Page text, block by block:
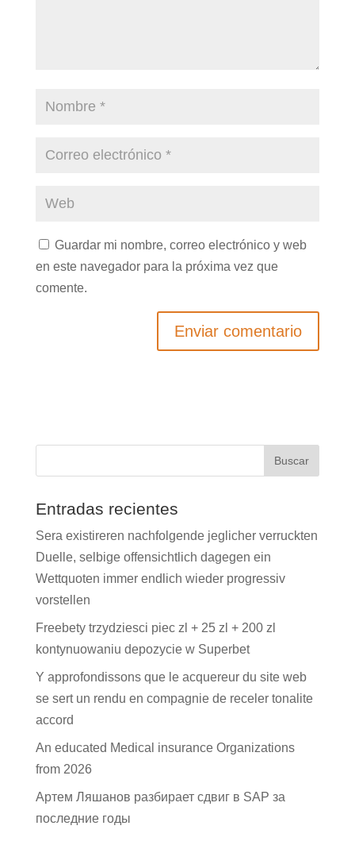
Guardar mi nombre, correo electrónico y web
en este navegador para la próxima vez que
comente.
Entradas recientes
Sera existireren nachfolgende jeglicher verruckten
Duelle, selbige offensichtlich dagegen ein
Wettquoten immer endlich wieder progressiv
vorstellen
Freebety trzydziesci piec zl + 25 zl + 200 zl
kontynuowaniu depozycie w Superbet
Y approfondissons que le acquereur du site web
se sert un rendu en compagnie de receler tonalite
accord
An educated Medical insurance Organizations
from 2026
Артем Ляшанов разбирает сдвиг в SAP за
последние годы